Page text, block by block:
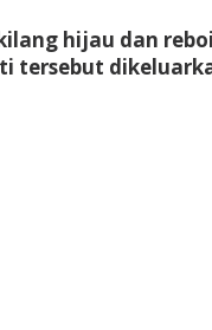
hijau dan
tersebut